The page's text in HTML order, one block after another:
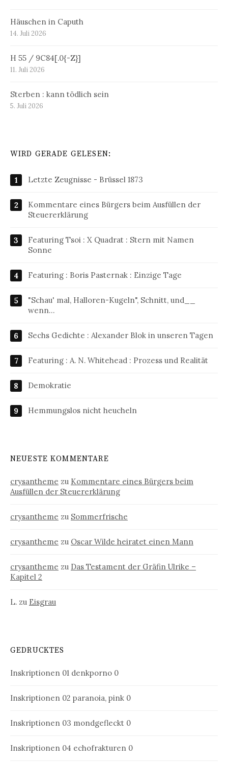
Häuschen in Caputh
14. Juli 2026
H 55 / 9C84[.0{-Z}]
11. Juli 2026
Sterben : kann tödlich sein
5. Juli 2026
WIRD GERADE GELESEN:
Letzte Zeugnisse - Brüssel 1873
Kommentare eines Bürgers beim Ausfüllen der
Steuererklärung
Featuring Tsoi : X Quadrat : Stern mit Namen
Sonne
Featuring : Boris Pasternak : Einzige Tage
"Schau' mal, Halloren-Kugeln", Schnitt, und__
wenn…
Sechs Gedichte : Alexander Blok in unseren Tagen
Featuring : A. N. Whitehead : Prozess und Realität
Demokratie
Hemmungslos nicht heucheln
NEUESTE KOMMENTARE
crysantheme zu Kommentare eines Bürgers beim
Ausfüllen der Steuererklärung
crysantheme zu Sommerfrische
crysantheme zu Oscar Wilde heiratet einen Mann
crysantheme zu Das Testament der Gräfin Ulrike –
Kapitel 2
L. zu Eisgrau
GEDRUCKTES
Inskriptionen 01 denkporno 0
Inskriptionen 02 paranoia, pink 0
Inskriptionen 03 mondgefleckt 0
Inskriptionen 04 echofrakturen 0